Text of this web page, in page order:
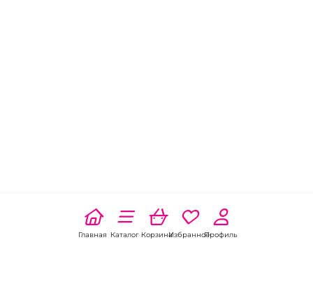
Главная Каталог КорзинаИзбранноеПрофиль